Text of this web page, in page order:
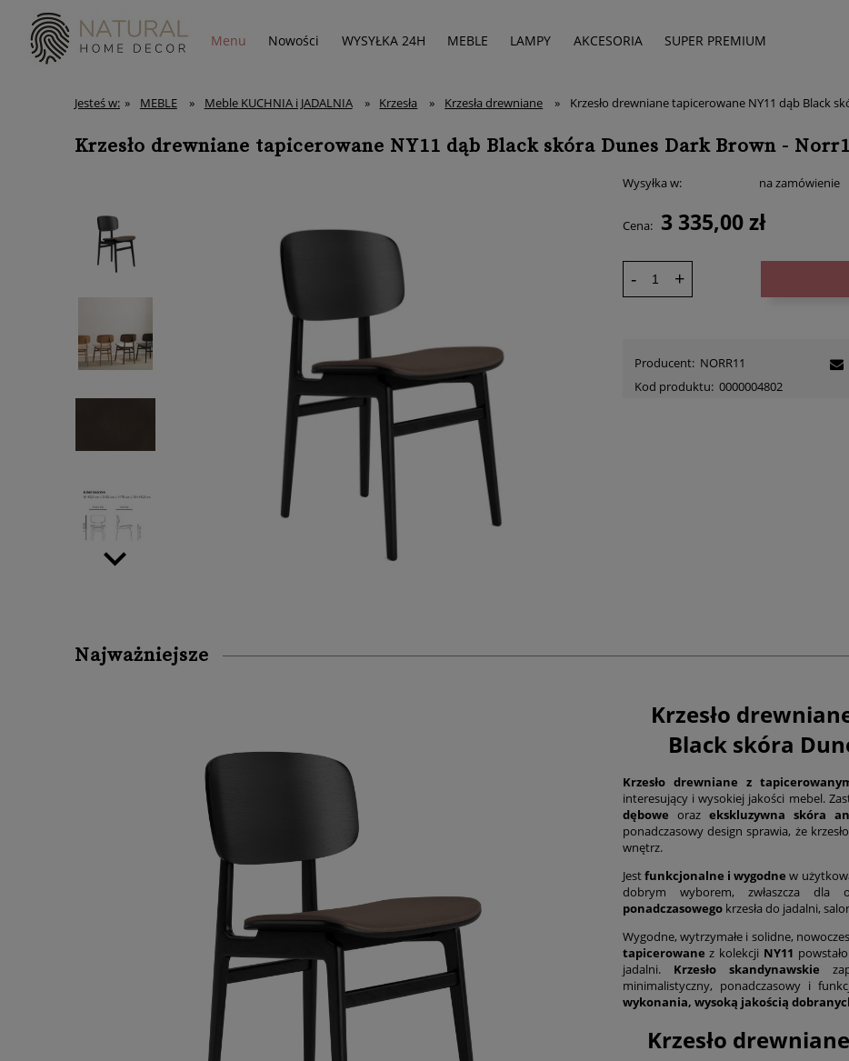
Menu Nowości WYSYŁKA 24H MEBLE LAMPY AKCESORIA SUPER PREMIUM
Jesteś w: » MEBLE » Meble KUCHNIA i JADALNIA » Krzesła » Krzesła drewniane » Krzesło drewniane tapicerowane NY11 dąb Black
Krzesło drewniane tapicerowane NY11 dąb Black skóra Dunes Dark Brown -
Wysyłka w: na zamówienie
Cena: 3 335,00 zł
- +
Producent: NORR11
Kod produktu: 0000004802
Najważniejsze
Krzesło
Black skóra
Krzesło drewnianez
interesujący i wysokiej jakości mebel.
dębowe oraz ekskluzywna skóra
ponadczasowy design sprawia, że
wnętrz.
Jestfunkcjonalne i wygodne w
dobrym wyborem, zwłaszcza dla
ponadczasowegokrzesła do jadalni,
Wygodne, wytrzymałe i solidne,
tapicerowane z kolekcji NY11
jadalni. Krzesło skandynawskie
minimalistyczny, ponadczasowy i
wykonania, wysoką jakością
Krzesło